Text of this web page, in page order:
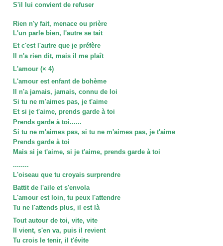
S'il lui convient de refuser
Rien n'y fait, menace ou prière
L'un parle bien, l'autre se tait
Et c'est l'autre que je préfère
Il n'a rien dit, mais il me plaît
L'amour (× 4)
L'amour est enfant de bohème
Il n'a jamais, jamais, connu de loi
Si tu ne m'aimes pas, je t'aime
Et si je t'aime, prends garde à toi
Prends garde à toi......
Si tu ne m'aimes pas, si tu ne m'aimes pas, je t'aime
Prends garde à toi
Mais si je t'aime, si je t'aime, prends garde à toi
........
L'oiseau que tu croyais surprendre
Battit de l'aile et s'envola
L'amour est loin, tu peux l'attendre
Tu ne l'attends plus, il est là
Tout autour de toi, vite, vite
Il vient, s'en va, puis il revient
Tu crois le tenir, il t'évite